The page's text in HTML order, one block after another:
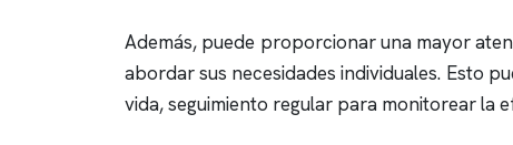
Además, puede proporcionar una mayor
abordar sus necesidades individuales. Esto
vida, seguimiento regular para monitorear la